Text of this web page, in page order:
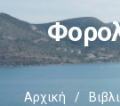
Αρχική /